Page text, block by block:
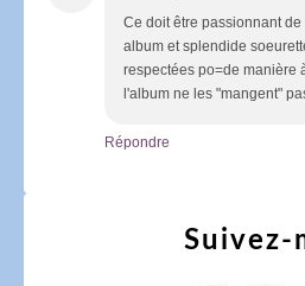
Ce doit être passionnant
album et splendide
respectées po=de manière
l'album ne les "mangent"
Répondre
Suivez-